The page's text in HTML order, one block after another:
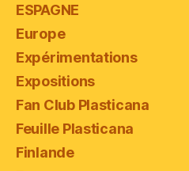
ESPAGNE
Europe
Expérimentations
Expositions
Fan Club Plasticana
Feuille Plasticana
Finlande